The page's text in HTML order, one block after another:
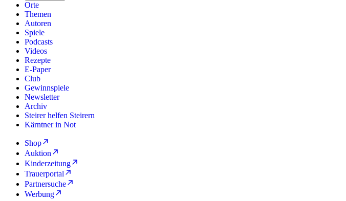
Orte
Themen
Autoren
Spiele
Podcasts
Videos
Rezepte
E-Paper
Club
Gewinnspiele
Newsletter
Archiv
Steirer helfen Steirern
Kärntner in Not
Shop
Auktion
Kinderzeitung
Trauerportal
Partnersuche
Werbung